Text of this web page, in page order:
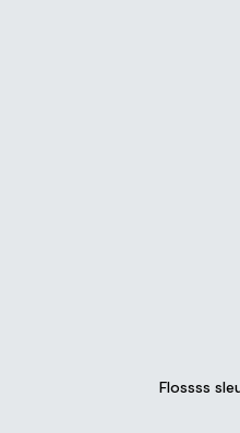
Flossss